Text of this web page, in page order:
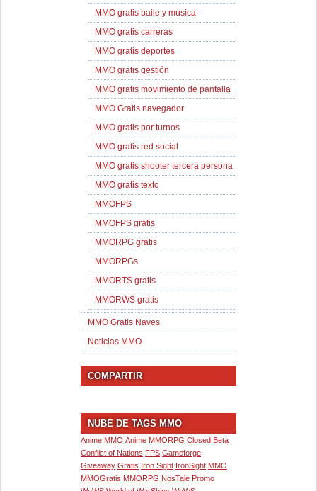
MMO gratis baile y música
MMO gratis carreras
MMO gratis deportes
MMO gratis gestión
MMO gratis movimiento de pantalla
MMO Gratis navegador
MMO gratis por turnos
MMO gratis red social
MMO gratis shooter tercera persona
MMO gratis texto
MMOFPS
MMOFPS gratis
MMORPG gratis
MMORPGs
MMORTS gratis
MMORWS gratis
MMO Gratis Naves
Noticias MMO
COMPARTIR
NUBE DE TAGS MMO
Anime MMO Anime MMORPG Closed Beta
Conflict of Nations FPS Gameforge
Giveaway Gratis Iron Sight IronSight MMO
MMOGratis MMORPG NosTale Promo